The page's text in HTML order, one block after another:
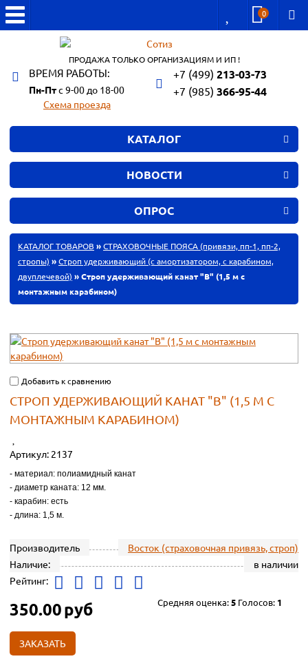
0
ПРОДАЖА ТОЛЬКО ОРГАНИЗАЦИЯМ И ИП !
ВРЕМЯ РАБОТЫ:
Пн-Птс 9-00 до 18-00
Схема проезда
+7 (499) 213-03-73
+7 (985) 366-95-44
КАТАЛОГ
НОВОСТИ
ОПРОС
КАТАЛОГ ТОВАРОВ »СТРАХОВОЧНЫЕ ПОЯСА (привязи, пп-1, пп-2,
стропы) »Строп удерживающий (с амортизатором, с карабином,
двуплечевой) » Строп удерживающий канат "В" (1,5 м с
монтажным карабином)
Добавить к сравнению
СТРОП УДЕРЖИВАЮЩИЙ КАНАТ "В" (1,5 М С
МОНТАЖНЫМ КАРАБИНОМ)
Артикул: 2137
- материал: полиамидный канат
- диаметр каната: 12 мм.
- карабин: есть
- длина: 1,5 м.
Производитель
Восток (страховочная привязь, строп)
Наличие:
в наличии
Рейтинг:
Средняя оценка:5 Голосов: 1
350.00руб
ЗАКАЗАТЬ